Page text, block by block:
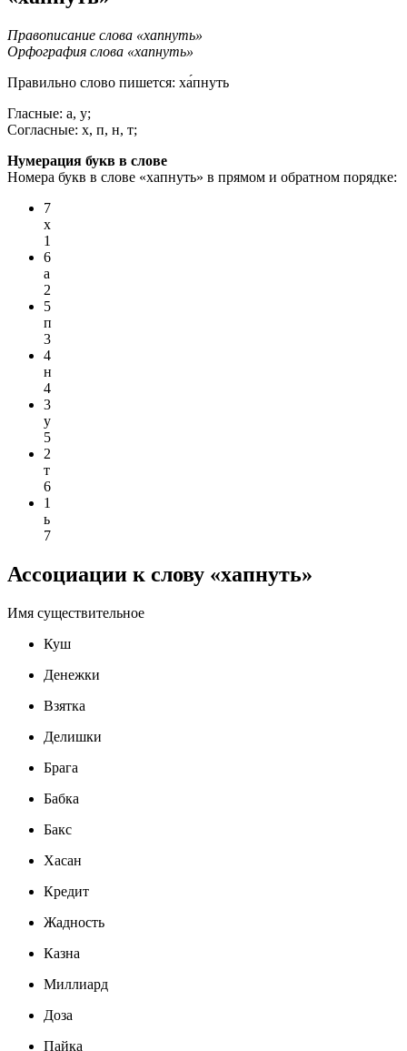
Правописание слова «хапнуть»
Орфография слова «хапнуть»
Правильно слово пишется: ха́пнуть
Гласные: а, у;
Согласные: х, п, н, т;
Нумерация букв в слове
Номера букв в слове «хапнуть» в прямом и обратном порядке:
7
х
1
6
а
2
5
п
3
4
н
4
3
у
5
2
т
6
1
ь
7
Ассоциации к слову «хапнуть»
Имя существительное
Куш
Денежки
Взятка
Делишки
Брага
Бабка
Бакс
Хасан
Кредит
Жадность
Казна
Миллиард
Доза
Пайка